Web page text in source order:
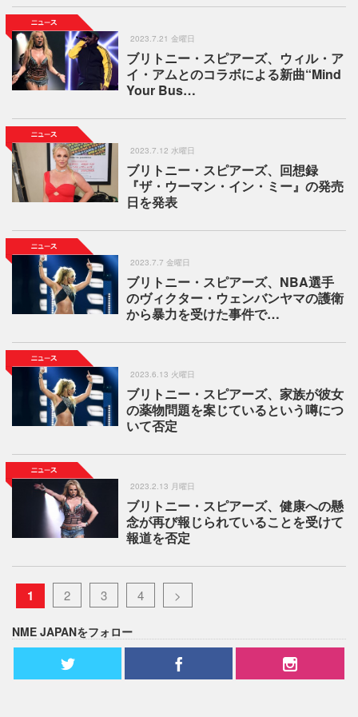
2023.7.21 金曜日
ブリトニー・スピアーズ、ウィル・ア
イ・アムとのコラボによる新曲“Mind
Your Bus…
2023.7.12 水曜日
ブリトニー・スピアーズ、回想録
『ザ・ウーマン・イン・ミー』の発売
日を発表
2023.7.7 金曜日
ブリトニー・スピアーズ、NBA選手
のヴィクター・ウェンバンヤマの護衛
から暴力を受けた事件で…
2023.6.13 火曜日
ブリトニー・スピアーズ、家族が彼女
の薬物問題を案じているという噂につ
いて否定
2023.2.13 月曜日
ブリトニー・スピアーズ、健康への懸
念が再び報じられていることを受けて
報道を否定
1 2 3 4 >
NME JAPANをフォロー